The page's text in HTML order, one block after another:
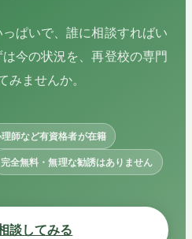
ぱいで、誰に相談すればい
今の状況を、再登校の専門
みませんか。
師など有資格者が在籍
完全無料・無理な勧誘はありません
談してみる